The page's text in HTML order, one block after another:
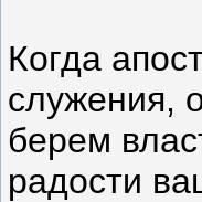
Когда
служения,
берем
радости